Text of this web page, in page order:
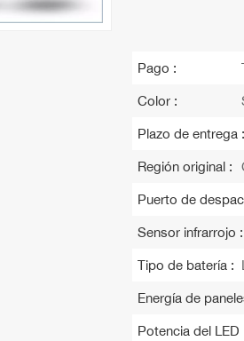
Pago :
Color :
Plazo de entrega :
Región original :
Puerto de
Sensor infrarrojo :
Tipo de batería :
Energía de
Potencia del LED